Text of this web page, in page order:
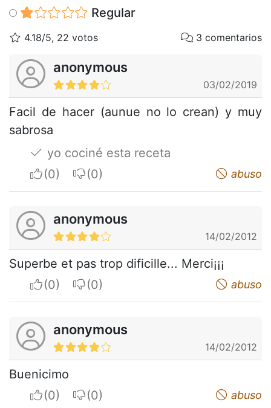
Regular
4.18/5, 22 votos 3 comentarios
anonymous
03/02/2019
Facil de hacer (aunue no lo crean) y muy
sabrosa
yo cociné esta receta
I apreciateI do not appreciate abuso
anonymous
14/02/2012
Superbe et pas trop dificille... Merci¡¡¡
I apreciateI do not appreciate abuso
anonymous
14/02/2012
Buenicimo
I apreciateI do not appreciate abuso